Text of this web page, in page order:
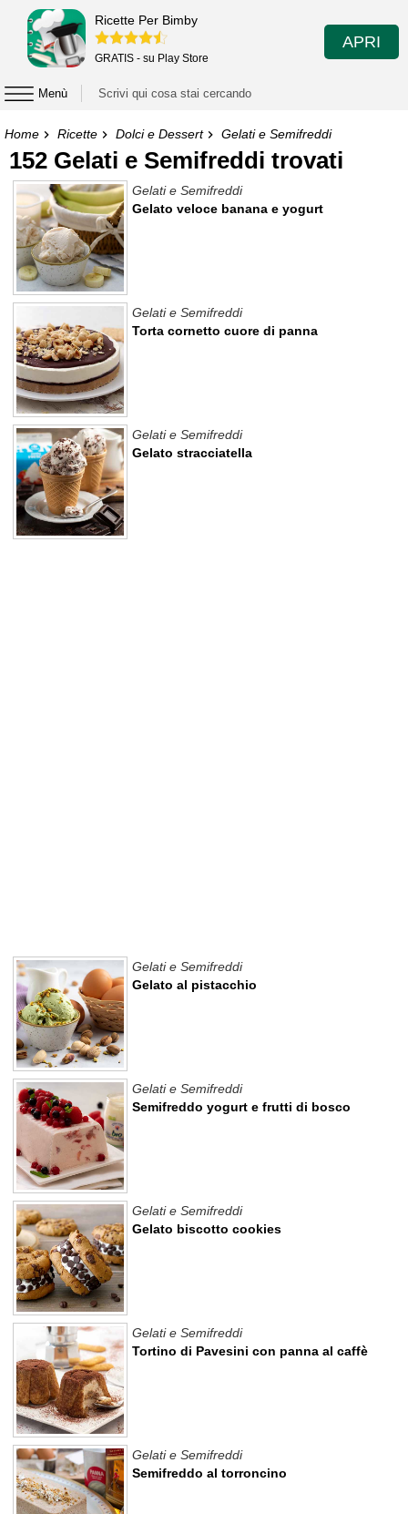
Ricette Per Bimby
GRATIS - su Play Store
APRI
Menù
Home Ricette Dolci e Dessert Gelati e Semifreddi
152 Gelati e Semifreddi trovati
Gelato veloce banana e yogurt
Gelati e Semifreddi
Torta cornetto cuore di panna
Gelati e Semifreddi
Gelato stracciatella
Gelati e Semifreddi
Gelato al pistacchio
Gelati e Semifreddi
Semifreddo yogurt e frutti di bosco
Gelati e Semifreddi
Gelato biscotto cookies
Gelati e Semifreddi
Tortino di Pavesini con panna al caffè
Gelati e Semifreddi
Semifreddo al torroncino
Gelati e Semifreddi